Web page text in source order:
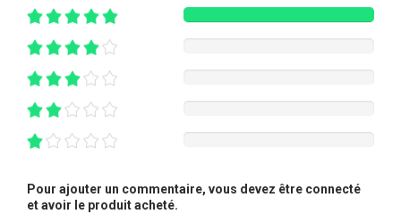
Pour ajouter un commentaire, vous devez être connecté
et avoir le produit acheté.